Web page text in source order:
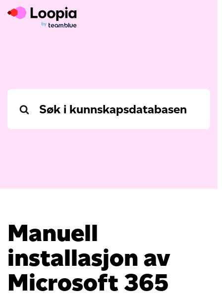
Search
Manuell
installasjon av
Microsoft 365